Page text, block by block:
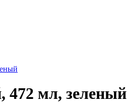
472 мл, зеленый